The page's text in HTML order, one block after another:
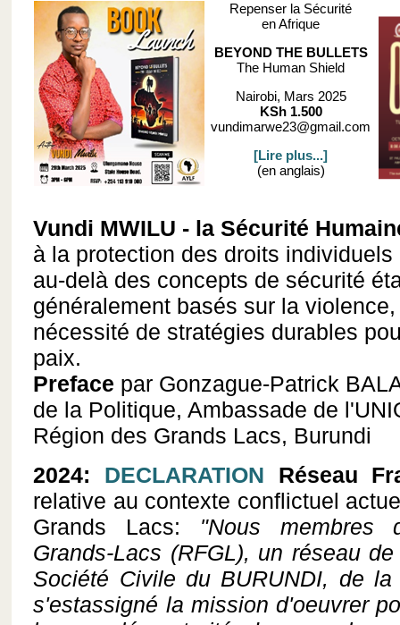
Repenser la Sécurité
en Afrique
BEYOND THE BULLETS
The Human Shield
Nairobi, Mars 2025
KSh 1.500
vundimarwe23@gmail.com
[Lire plus...]
(en anglais)
Vundi MWILU - la Sécurité
à la protection des droits
au-delà des concepts de sécurité
généralement basés sur la
nécessité de stratégies durables
paix.
Preface par Gonzague-Patrick
de la Politique, Ambassade de
Région des Grands Lacs, Burundi
2024: DECLARATION Réseau
relative au contexte conflictuel
Grands Lacs: "Nous membres
Grands-Lacs (RFGL), un réseau
Société Civile du BURUNDI, de
s'estassigné la mission d'oeuvrer